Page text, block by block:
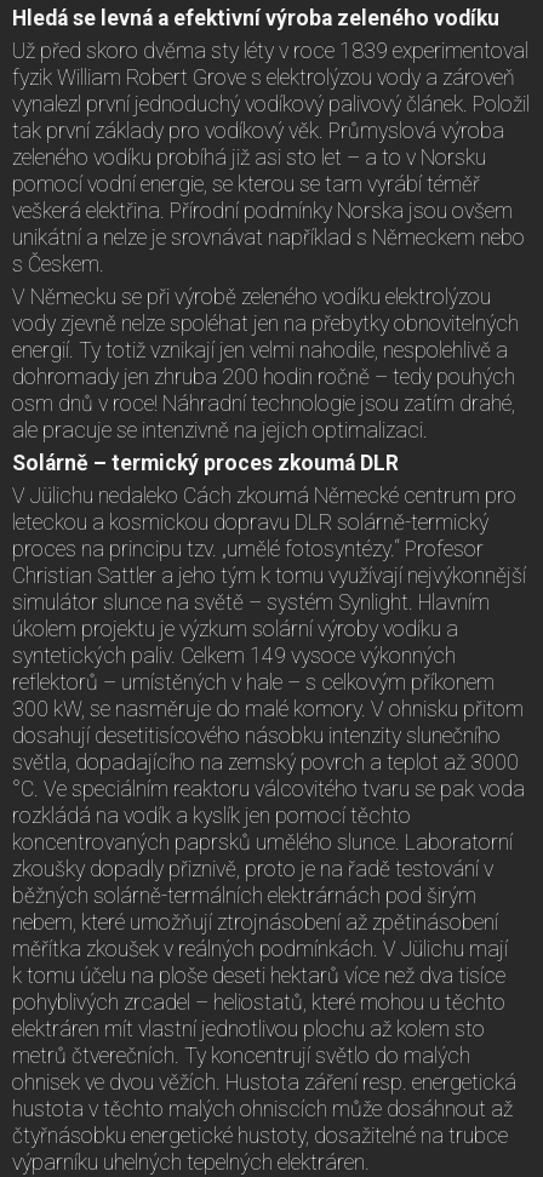
Hledá se levná a efektivní výroba zeleného vodíku
Už před skoro dvěma sty léty v roce 1839 experimentoval
fyzik William Robert Grove s elektrolýzou vody a zároveň
vynalezl první jednoduchý vodíkový palivový článek. Položil
tak první základy pro vodíkový věk. Průmyslová výroba
zeleného vodíku probíhá již asi sto let – a to v Norsku
pomocí vodní energie, se kterou se tam vyrábí téměř
veškerá elektřina. Přírodní podmínky Norska jsou ovšem
unikátní a nelze je srovnávat například s Německem nebo
s Českem.
V Německu se při výrobě zeleného vodíku elektrolýzou
vody zjevně nelze spoléhat jen na přebytky obnovitelných
energií. Ty totiž vznikají jen velmi nahodile, nespolehlivě a
dohromady jen zhruba 200 hodin ročně – tedy pouhých
osm dnů v roce! Náhradní technologie jsou zatím drahé,
ale pracuje se intenzivně na jejich optimalizaci.
Solárně – termický proces zkoumá DLR
V Jülichu nedaleko Cách zkoumá Německé centrum pro
leteckou a kosmickou dopravu DLR solárně-termický
proces na principu tzv. „umělé fotosyntézy.“ Profesor
Christian Sattler a jeho tým k tomu využívají nejvýkonnější
simulátor slunce na světě – systém Synlight. Hlavním
úkolem projektu je výzkum solární výroby vodíku a
syntetických paliv. Celkem 149 vysoce výkonných
reflektorů – umístěných v hale – s celkovým příkonem
300 kW, se nasměruje do malé komory. V ohnisku přitom
dosahují desetitisícového násobku intenzity slunečního
světla, dopadajícího na zemský povrch a teplot až 3000
°C. Ve speciálním reaktoru válcovitého tvaru se pak voda
rozkládá na vodík a kyslík jen pomocí těchto
koncentrovaných paprsků umělého slunce. Laboratorní
zkoušky dopadly přiznivě, proto je na řadě testování v
běžných solárně-termálních elektrárnách pod širým
nebem, které umožňují ztrojnásobení až zpětinásobení
měřítka zkoušek v reálných podmínkách. V Jülichu mají
k tomu účelu na ploše deseti hektarů více než dva tisíce
pohyblivých zrcadel – heliostatů, které mohou u těchto
elektráren mít vlastní jednotlivou plochu až kolem sto
metrů čtverečních. Ty koncentrují světlo do malých
ohnisek ve dvou věžích. Hustota záření resp. energetická
hustota v těchto malých ohniscích může dosáhnout až
čtyřnásobku energetické hustoty, dosažitelné na trubce
výparníku uhelných tepelných elektráren.